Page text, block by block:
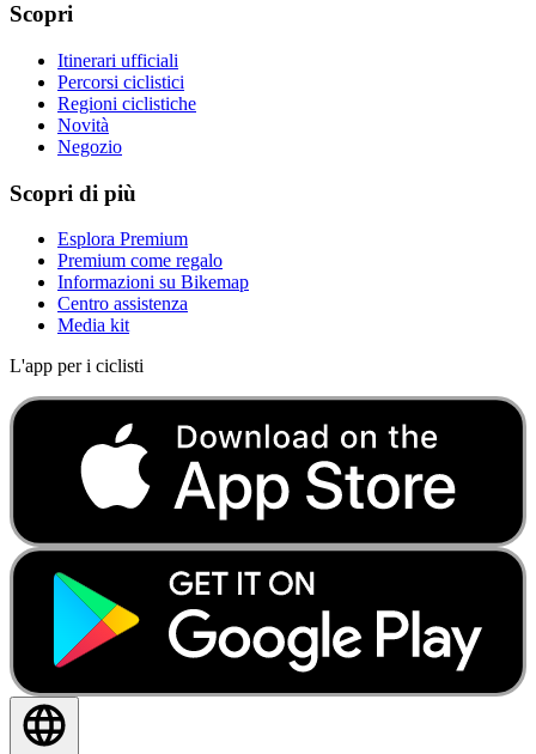
Scopri
Itinerari ufficiali
Percorsi ciclistici
Regioni ciclistiche
Novità
Negozio
Scopri di più
Esplora Premium
Premium come regalo
Informazioni su Bikemap
Centro assistenza
Media kit
L'app per i ciclisti